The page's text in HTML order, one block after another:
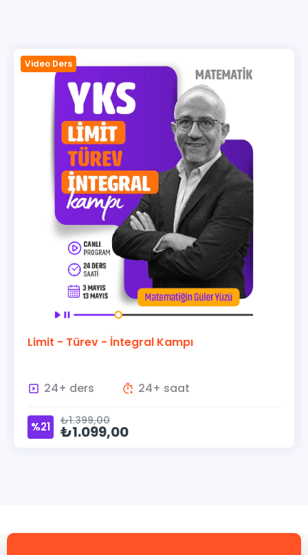
Video Ders
Limit - Türev - İntegral Kampı
24+ ders 24+ saat
₺1.399,00
₺1.099,00
%21